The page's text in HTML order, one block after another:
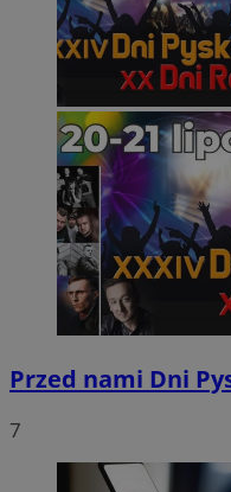
Przed nami Dni
7